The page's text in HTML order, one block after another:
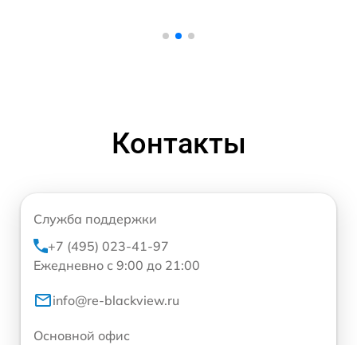
Контакты
Служба поддержки
+7 (495) 023-41-97
Ежедневно с 9:00 до 21:00
info@re-blackview.ru
Основной офис